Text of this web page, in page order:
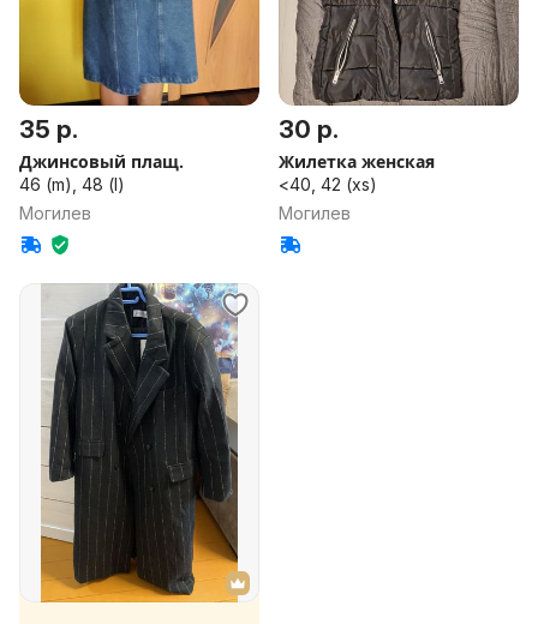
35 р.
Джинсовый плащ.
46 (m), 48 (l)
Могилев
30 р.
Жилетка женская
<40, 42 (xs)
Могилев